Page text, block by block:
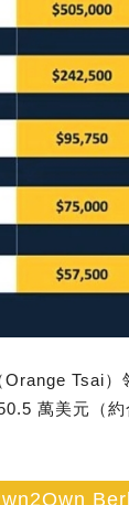
Tsai
萬美元（